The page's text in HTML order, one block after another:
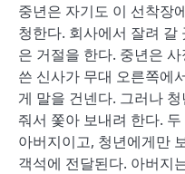
중년은 자기도 이 선착장
청한다. 회사에서 잘려 갈
은 거절을 한다. 중년은
쓴 신사가 무대 오른쪽에
게 말을 건넨다. 그러나
줘서 쫓아 보내려 한다.
아버지이고, 청년에게만
객석에 전달된다. 아버지